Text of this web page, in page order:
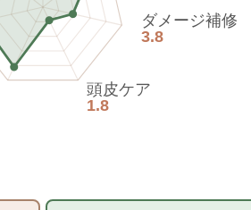
ダメージ補修
3.8
頭皮ケア
1.8